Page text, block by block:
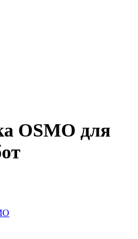
OSMO для